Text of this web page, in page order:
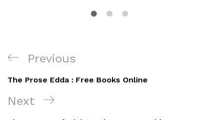
Navigation
de
l’article
Previous
Post
Previous
The Prose Edda : Free Books Online
Next
Next